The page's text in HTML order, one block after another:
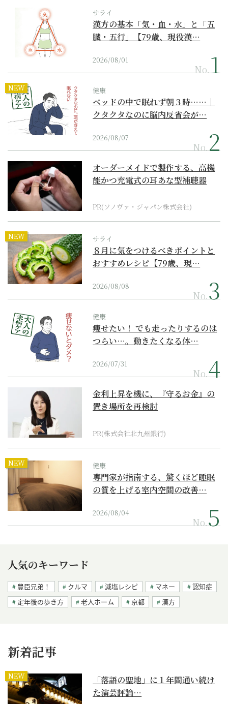
サライ
漢方の基本「気・血・水」と「五
臓・五行」【79歳、現役漢…
2026/08/01
No.
NEW 健康
ベッドの中で眠れず朝３時……｜
クタクタなのに脳内反省会が…
2026/08/07
No.
オーダーメイドで製作する、高機
能かつ充電式の耳あな型補聴器
PR(ソノヴァ・ジャパン株式会社)
NEW サライ
８月に気をつけるべきポイントと
おすすめレシピ【79歳、現…
2026/08/08
No.
健康
痩せたい！ でも走ったりするのは
つらい…。動きたくなる体…
2026/07/31
No.
金利上昇を機に、『守るお金』の
置き場所を再検討
PR(株式会社北九州銀行)
NEW 健康
専門家が指南する、驚くほど睡眠
の質を上げる室内空間の改善…
2026/08/04
No.
人気のキーワード
豊臣兄弟！ クルマ 減塩レシピ マネー
認知症
定年後の歩き方
老人ホーム 京都 漢方
新着記事
NEW
「落語の聖地」に１年間通い続け
た演芸評論…